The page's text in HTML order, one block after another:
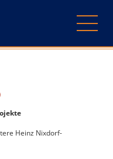
Heinz Nixdorf-